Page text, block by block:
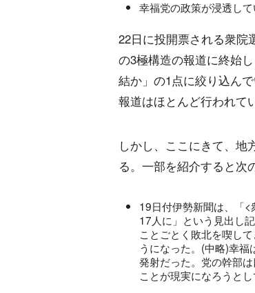
幸福党の政策が浸透し
22日に投開票される衆院
の3極構造の報道に終始
結か」の1点に絞り込ん
報道はほとんど行われて
しかし、ここにきて、地
る。一部を紹介すると次
19日付伊勢新聞は、「
17人に」という見出し
ことごとく敗北を喫し
うになった。(中略)幸
発射だった。党の幹部
ことが現実になろうと